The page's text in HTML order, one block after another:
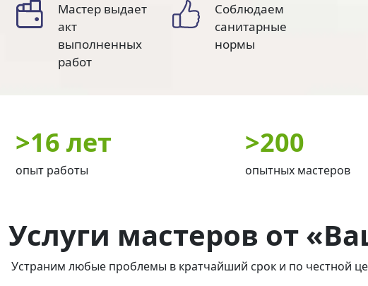
Мастер выдает
акт
выполненных
работ
Соблюдаем
санитарные
нормы
>16 лет
опыт работы
>200
опытных мастеров
Услуги мастеров от
Устраним любые проблемы в кратчайший срок и по честной